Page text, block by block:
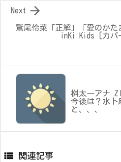
鷲尾伶菜「正解」「愛のか
inKi Kids [カバ

Next
桝太一アナ
今後は？水卜
と、、、
 関連記事